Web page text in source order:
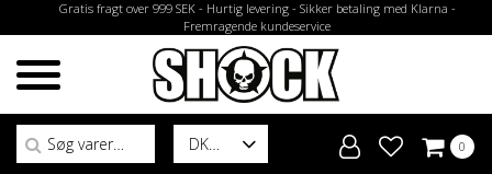
Gratis fragt over 999 SEK - Hurtig levering - Sikker betaling med Klarna -
Fremragende kundeservice
DK
Søg efter:
0